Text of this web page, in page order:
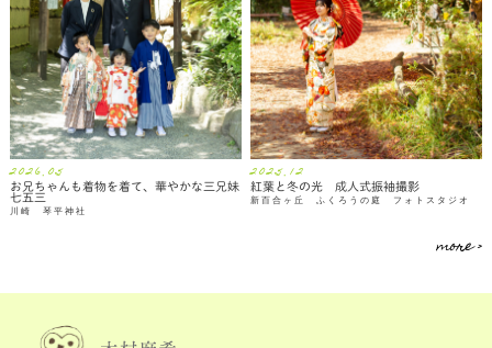
2026.05
お兄ちゃんも着物を着て、華やかな三兄妹
七五三
川崎 琴平神社
2025.12
紅葉と冬の光 成人式振袖撮影
新百合ヶ丘 ふくろうの庭 フォトスタジオ
more >